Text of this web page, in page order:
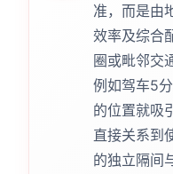
准，而是由
效率及综合
圈或毗邻交
例如驾车5
的位置就吸
直接关系到
的独立隔间